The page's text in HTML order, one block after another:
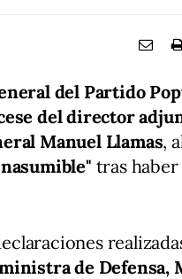
del Partido
del director
Manuel Llamas,
tras
de Defensa,